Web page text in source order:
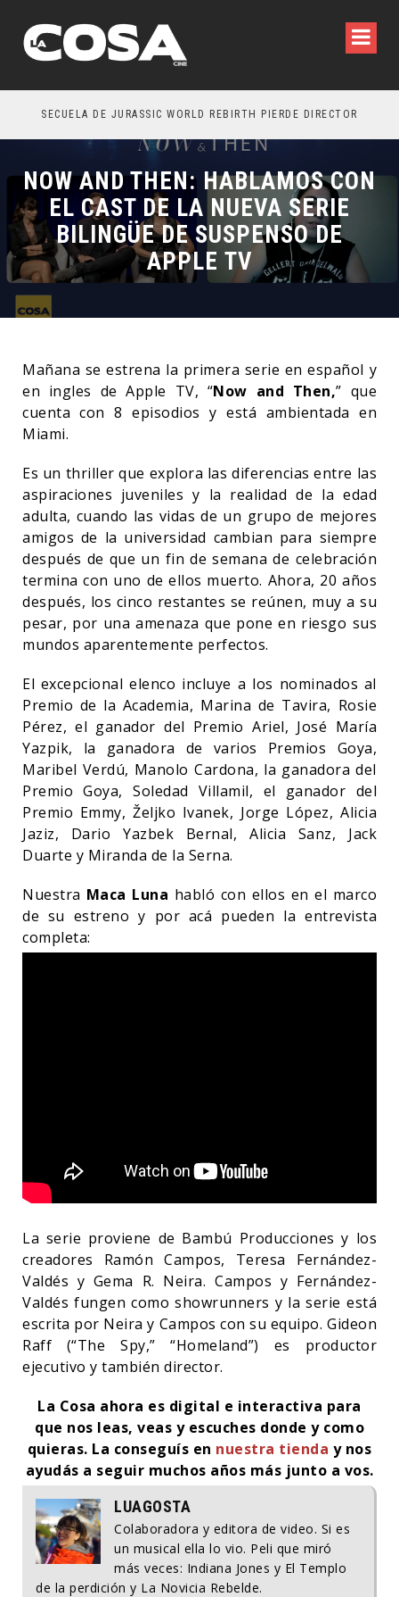
SECUELA DE JURASSIC WORLD REBIRTH PIERDE DIRECTOR
NOW AND THEN: HABLAMOS CON
EL CAST DE LA NUEVA SERIE
BILINGÜE DE SUSPENSO DE
APPLE TV
Mañana se estrena la primera serie en español y
en ingles de Apple TV, “Now and Then,” que
cuenta con 8 episodios y está ambientada en
Miami.
Es un thriller que explora las diferencias entre las
aspiraciones juveniles y la realidad de la edad
adulta, cuando las vidas de un grupo de mejores
amigos de la universidad cambian para siempre
después de que un fin de semana de celebración
termina con uno de ellos muerto. Ahora, 20 años
después, los cinco restantes se reúnen, muy a su
pesar, por una amenaza que pone en riesgo sus
mundos aparentemente perfectos.
El excepcional elenco incluye a los nominados al
Premio de la Academia, Marina de Tavira, Rosie
Pérez, el ganador del Premio Ariel, José María
Yazpik, la ganadora de varios Premios Goya,
Maribel Verdú, Manolo Cardona, la ganadora del
Premio Goya, Soledad Villamil, el ganador del
Premio Emmy, Željko Ivanek, Jorge López, Alicia
Jaziz, Dario Yazbek Bernal, Alicia Sanz, Jack
Duarte y Miranda de la Serna.
Nuestra Maca Luna habló con ellos en el marco
de su estreno y por acá pueden la entrevista
completa:
La serie proviene de Bambú Producciones y los
creadores Ramón Campos, Teresa Fernández-
Valdés y Gema R. Neira. Campos y Fernández-
Valdés fungen como showrunners y la serie está
escrita por Neira y Campos con su equipo. Gideon
Raff (“The Spy,” “Homeland”) es productor
ejecutivo y también director.
La Cosa ahora es digital e interactiva para
que nos leas, veas y escuches donde y como
quieras. La conseguís en nuestra tienda y nos
ayudás a seguir muchos años más junto a vos.
LUAGOSTA
Colaboradora y editora de video. Si es
un musical ella lo vio. Peli que miró
más veces: Indiana Jones y El Templo
de la perdición y La Novicia Rebelde.